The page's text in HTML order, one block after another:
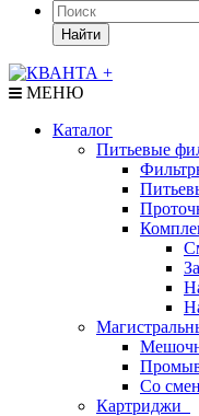
Найти
МЕНЮ
Каталог
Питьевые
Со
Картриджи